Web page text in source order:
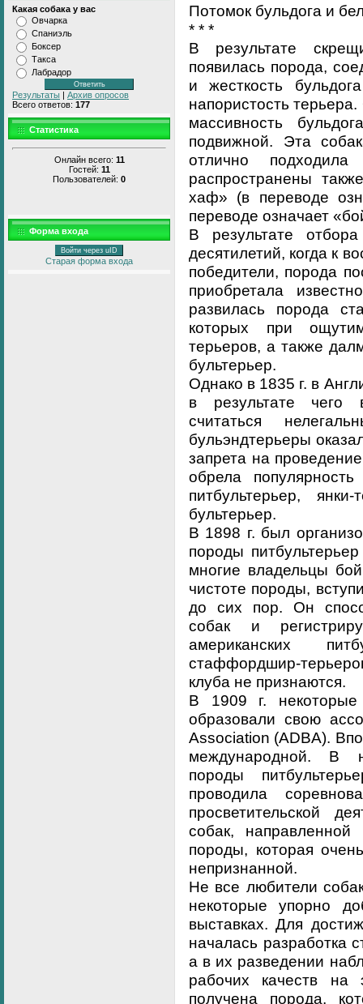
Какая собака у вас
Овчарка
Спаниэль
Боксер
Такса
Лабрадор
Результаты | Архив опросов
Всего ответов: 177
Статистика
Онлайн всего: 11
Гостей: 11
Пользователей: 0
Форма входа
Войти через uID
Старая форма входа
Потомок бульдога и
* * *
В результате
появилась порода,
и жесткость
напористость
массивность
подвижной. Эта
отлично
распространены
хаф» (в переводе
переводе означает
В результате
десятилетий, когда к
победители, порода
приобретала
развилась порода
которых при
терьеров, а также
бультерьер.
Однако в 1835 г. в
в результате чего
считаться
бульэндтерьеры
запрета на
обрела
питбультерьер,
бультерьер.
В 1898 г. был
породы
многие владельцы
чистоте породы,
до сих пор. Он
собак и
американских
стаффордшир-
клуба не признаются.
В 1909 г. некоторые
образовали свою
Association (ADBA).
международной. В
породы
проводила
просветительской
собак,
породы, которая
непризнанной.
Не все любители
некоторые упорно
выставках. Для
началась разработка
а в их разведении
рабочих качеств на
получена порода,